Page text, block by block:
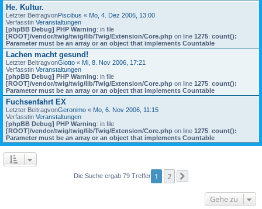
He. Kultur.
Letzter BeitragvonPiscibus « Mo, 4. Dez 2006, 13:00
Verfasstin Veranstaltungen
[phpBB Debug] PHP Warning: in file
[ROOT]/vendor/twig/twig/lib/Twig/Extension/Core.php on line 1275: count():
Parameter must be an array or an object that implements Countable
Lachen macht gesund!
Letzter BeitragvonGiotto « Mi, 8. Nov 2006, 17:21
Verfasstin Veranstaltungen
[phpBB Debug] PHP Warning: in file
[ROOT]/vendor/twig/twig/lib/Twig/Extension/Core.php on line 1275: count():
Parameter must be an array or an object that implements Countable
Fuchsenfahrt EX
Letzter BeitragvonGeronimo « Mo, 6. Nov 2006, 11:15
Verfasstin Veranstaltungen
[phpBB Debug] PHP Warning: in file
[ROOT]/vendor/twig/twig/lib/Twig/Extension/Core.php on line 1275: count():
Parameter must be an array or an object that implements Countable
Die Suche ergab 79 Treffer 1 2
Gehe zu